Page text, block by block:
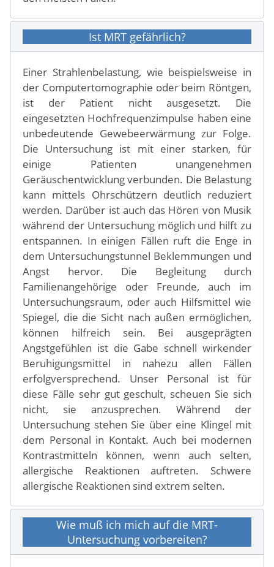
Ist MRT gefährlich?
Einer Strahlenbelastung, wie beispielsweise in
der Computertomographie oder beim Röntgen,
ist der Patient nicht ausgesetzt. Die
eingesetzten Hochfrequenzimpulse haben eine
unbedeutende Gewebeerwärmung zur Folge.
Die Untersuchung ist mit einer starken, für
einige Patienten unangenehmen
Geräuschentwicklung verbunden. Die Belastung
kann mittels Ohrschützern deutlich reduziert
werden. Darüber ist auch das Hören von Musik
während der Untersuchung möglich und hilft zu
entspannen. In einigen Fällen ruft die Enge in
dem Untersuchungstunnel Beklemmungen und
Angst hervor. Die Begleitung durch
Familienangehörige oder Freunde, auch im
Untersuchungsraum, oder auch Hilfsmittel wie
Spiegel, die die Sicht nach außen ermöglichen,
können hilfreich sein. Bei ausgeprägten
Angstgefühlen ist die Gabe schnell wirkender
Beruhigungsmittel in nahezu allen Fällen
erfolgversprechend. Unser Personal ist für
diese Fälle sehr gut geschult, scheuen Sie sich
nicht, sie anzusprechen. Während der
Untersuchung stehen Sie über eine Klingel mit
dem Personal in Kontakt. Auch bei modernen
Kontrastmitteln können, wenn auch selten,
allergische Reaktionen auftreten. Schwere
allergische Reaktionen sind extrem selten.
Wie muß ich mich auf die MRT-
Untersuchung vorbereiten?